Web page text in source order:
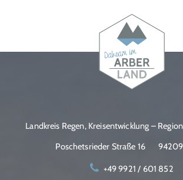
Landkreis Regen, Kreisentwicklung –
Poschetsrieder Straße 16
+49 9921 / 601 852